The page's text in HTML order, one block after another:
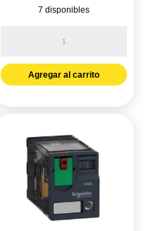
7 disponibles
miniaturaAgregar al carrito